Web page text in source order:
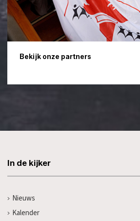
Bekijk onze partners
In de kijker
Nieuws
Kalender